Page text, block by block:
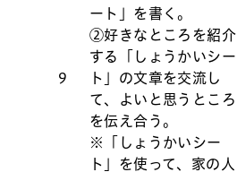
9
ート」を書く。
②好きなところを紹介
する「しょうかいシー
ト」の文章を交流し
て、よいと思うところ
を伝え合う。
※「しょうかいシー
ト」を使って、家の人